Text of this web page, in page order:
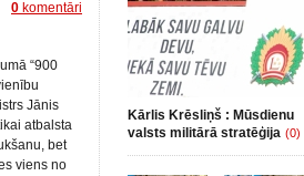
0 komentāri
“900
Jānis
atbalsta
bet
viens no
Kārlis Krēsliņš : Mūsdienu
valsts militārā stratēģija (0)